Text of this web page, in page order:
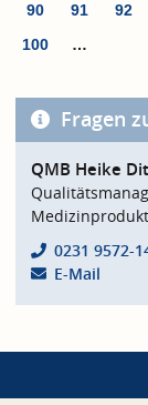
90
91 92
100
…
Fragen
QMB Heike
0231 9572-
E-Mail